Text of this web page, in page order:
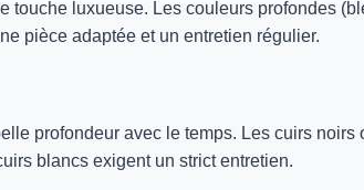
touche luxueuse. Les couleurs profondes
pièce adaptée et un entretien régulier.
profondeur avec le temps. Les cuirs noirs
blancs exigent un strict entretien.